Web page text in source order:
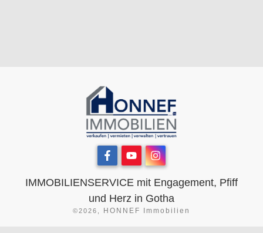
IMMOBILIENSERVICE mit Engagement, Pfiff
und Herz in Gotha
©2026 HONNEF Immobilien